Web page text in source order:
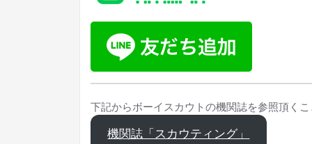
下記からボーイスカウトの機関誌を参照頂くこ
機関誌「スカウティング」